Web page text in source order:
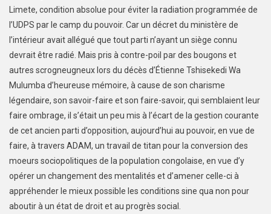
Limete, condition absolue pour éviter la radiation programmée de
l’UDPS par le camp du pouvoir. Car un décret du ministère de
l’intérieur avait allégué que tout parti n’ayant un siège connu
devrait être radié. Mais pris à contre-poil par des bougons et
autres scrogneugneux lors du décès d’Étienne Tshisekedi Wa
Mulumba d’heureuse mémoire, à cause de son charisme
légendaire, son savoir-faire et son faire-savoir, qui semblaient leur
faire ombrage, il s’était un peu mis à l’écart de la gestion courante
de cet ancien parti d’opposition, aujourd’hui au pouvoir, en vue de
faire, à travers ADAM, un travail de titan pour la conversion des
moeurs sociopolitiques de la population congolaise, en vue d’y
opérer un changement des mentalités et d’amener celle-ci à
appréhender le mieux possible les conditions sine qua non pour
aboutir à un état de droit et au progrès social.